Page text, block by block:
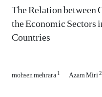
The Relation between
the Economic
Countries
mohsen mehrara1 Azam Miri2